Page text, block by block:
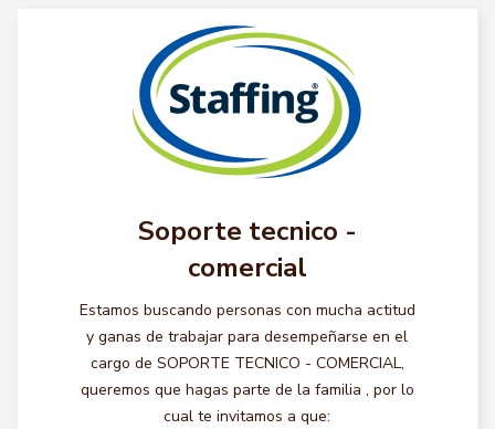
Soporte tecnico -
comercial
Estamos buscando personas con mucha actitud
y ganas de trabajar para desempeñarse en el
cargo de SOPORTE TECNICO - COMERCIAL,
queremos que hagas parte de la familia , por lo
cual te invitamos a que: